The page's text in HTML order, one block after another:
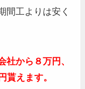
間工よりは安く
社から８万円、
貰えます。